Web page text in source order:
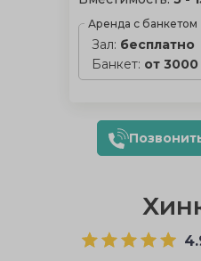
Аренда с банкетом
Зал: бесплатно
Банкет: от